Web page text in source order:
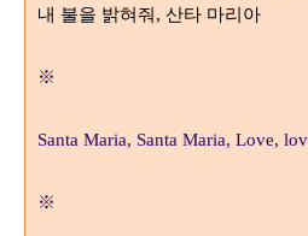
내 불을 밝혀줘, 산타 마리아
※
Santa Maria, Santa Maria, Love,
※